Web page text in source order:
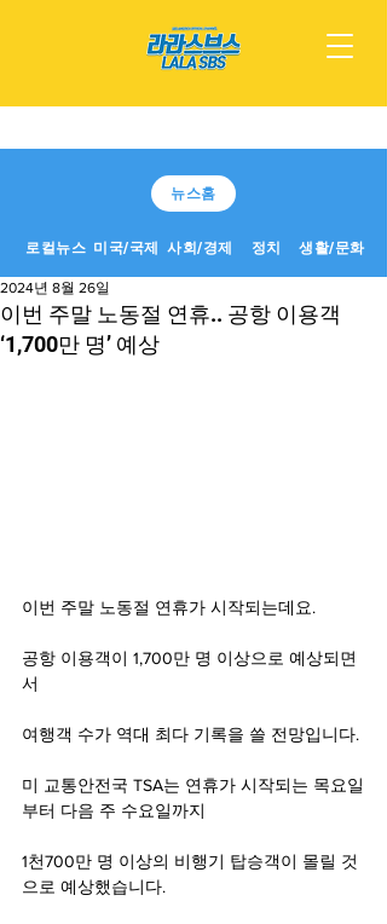
뉴스홈
로컬뉴스 미국/국제 사회/경제 정치 생활/문화
이번 주말 노동절 연휴.. 공항 이용객
‘1,700만 명’ 예상
2024년 8월 26일
이번 주말 노동절 연휴가 시작되는데요.
공항 이용객이 1,700만 명 이상으로 예상되면
서
여행객 수가 역대 최다 기록을 쓸 전망입니다.
미 교통안전국 TSA는 연휴가 시작되는 목요일
부터 다음 주 수요일까지
1천700만 명 이상의 비행기 탑승객이 몰릴 것
으로 예상했습니다.